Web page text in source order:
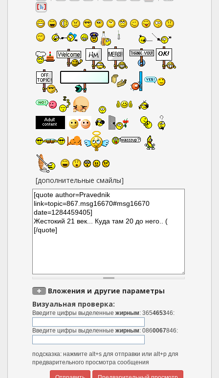
[дополнительные смайлы]
Вложения и другие параметры
Визуальная проверка:
Введите цифры выделенныежирным: 365465346:
Введите цифры выделенныежирным: 0860067846:
подсказка: нажмите alt+s для отправки или alt+p для
предварительного просмотра сообщения